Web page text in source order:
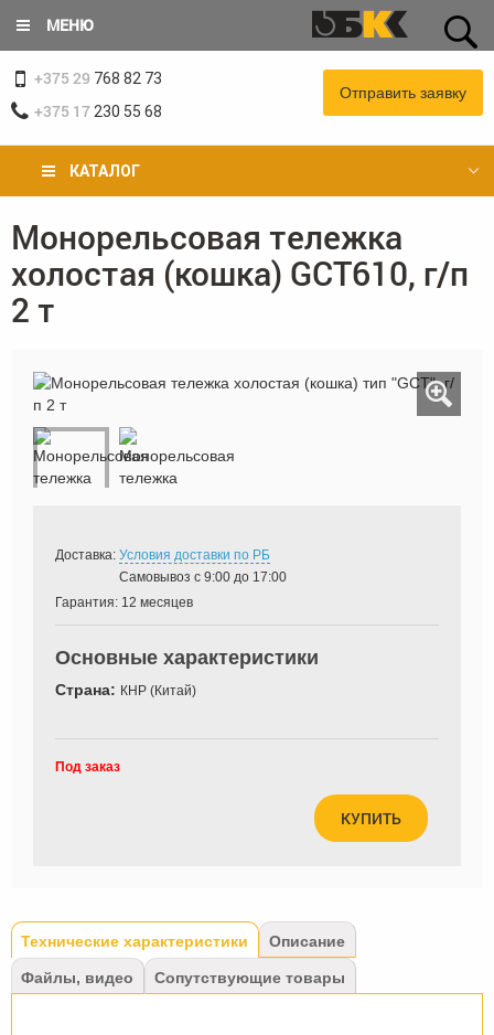
основному
содержанию
МЕНЮ
+375 29 768 82 73
+375 17 230 55 68
Отправить заявку
КАТАЛОГ
Вы
здесь
Монорельсовая тележка
холостая (кошка) GCT610, г/п
2 т
Доставка: Условия доставки по РБ
Самовывоз с 9:00 до 17:00
Гарантия: 12 месяцев
Основные характеристики
Страна: КНР (Китай)
КУПИТЬ
Под заказ
Tabs
Технические характеристики (активная
вкладка)
Описание
Файлы, видео Сопутствующие товары